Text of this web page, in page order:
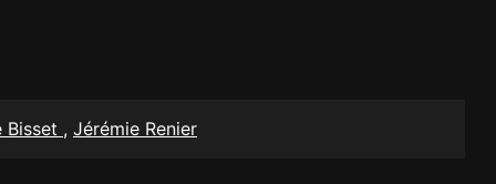
Bisset , Jérémie Renier